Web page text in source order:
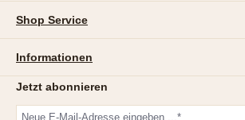
Shop Service
Informationen
Jetzt abonnieren